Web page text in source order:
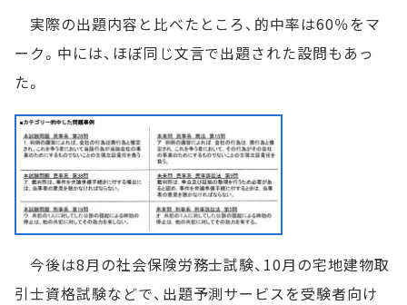
実際の出題内容と比べたところ、的中率は60％をマ
ーク。中には、ほぼ同じ文言で出題された設問もあっ
た。
今後は8月の社会保険労務士試験、10月の宅地建物取
引士資格試験などで、出題予測サービスを受験者向け